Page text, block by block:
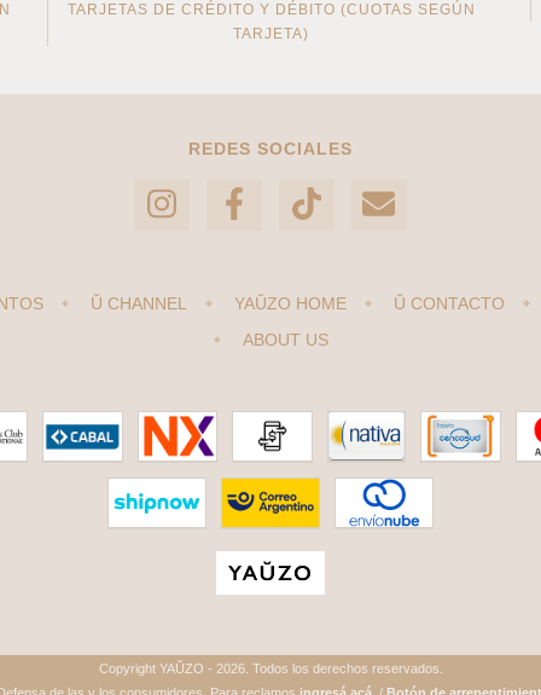
TARJETAS DE CRÉDITO Y DÉBITO (CUOTAS SEGÚN
TARJETA)
REDES SOCIALES
Ŭ CHANNEL YAŬZO HOME
Ŭ CONTACTO
ABOUT US
Copyright YAŬZO - 2026. Todos los derechos reservados.